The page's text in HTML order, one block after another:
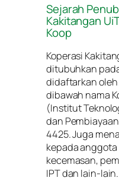
Sejarah
Kakitangan
Koop
Koperasi
ditubuhkan
didaftarkan oleh
dibawah nama
(Institut
dan
4425. Juga
kepada
kecemasan,
IPT dan lain-lain.